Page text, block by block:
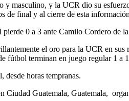
y masculino, y la UCR dio su
de final y al cierre de esta
0 a 3 ante Camilo Cordero
el oro para la UCR en sus
terminan en juego regular 1
desde horas tempranas.
Ciudad Guatemala, Guatemala,